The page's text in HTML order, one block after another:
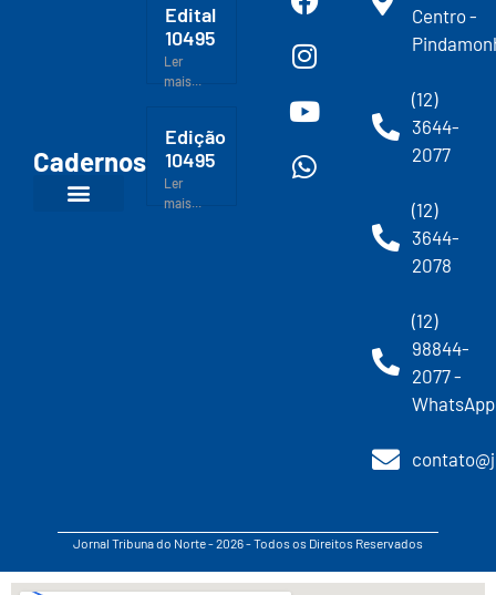
Cadernos
Edital
10495
Ler
mais...
Edição
10495
Ler
mais...
Centro -
(12)
3644-
2077
(12)
3644-
2078
(12)
98844-
2077 -
WhatsApp
Jornal Tribuna do Norte - 2026 - Todos os Direitos Reservados